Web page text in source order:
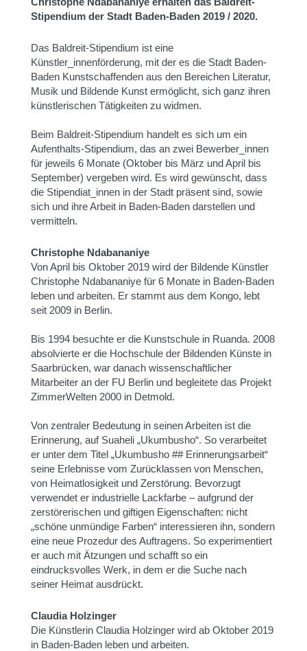
Stipendium der Stadt Baden-Baden 2019 / 2020.
Das Baldreit-Stipendium ist eine
Künstler_innenförderung, mit der es die Stadt Baden-
Baden Kunstschaffenden aus den Bereichen Literatur,
Musik und Bildende Kunst ermöglicht, sich ganz ihren
künstlerischen Tätigkeiten zu widmen.
Beim Baldreit-Stipendium handelt es sich um ein
Aufenthalts-Stipendium, das an zwei Bewerber_innen
für jeweils 6 Monate (Oktober bis März und April bis
September) vergeben wird. Es wird gewünscht, dass
die Stipendiat_innen in der Stadt präsent sind, sowie
sich und ihre Arbeit in Baden-Baden darstellen und
vermitteln.
Christophe Ndabananiye
Von April bis Oktober 2019 wird der Bildende Künstler
Christophe Ndabananiye für 6 Monate in Baden-Baden
leben und arbeiten. Er stammt aus dem Kongo, lebt
seit 2009 in Berlin.
Bis 1994 besuchte er die Kunstschule in Ruanda. 2008
absolvierte er die Hochschule der Bildenden Künste in
Saarbrücken, war danach wissenschaftlicher
Mitarbeiter an der FU Berlin und begleitete das Projekt
ZimmerWelten 2000 in Detmold.
Von zentraler Bedeutung in seinen Arbeiten ist die
Erinnerung, auf Suaheli „Ukumbusho“. So verarbeitet
er unter dem Titel „Ukumbusho ## Erinnerungsarbeit“
seine Erlebnisse vom Zurücklassen von Menschen,
von Heimatlosigkeit und Zerstörung. Bevorzugt
verwendet er industrielle Lackfarbe – aufgrund der
zerstörerischen und giftigen Eigenschaften: nicht
„schöne unmündige Farben“ interessieren ihn, sondern
eine neue Prozedur des Auftragens. So experimentiert
er auch mit Ätzungen und schafft so ein
eindrucksvolles Werk, in dem er die Suche nach
seiner Heimat ausdrückt.
Claudia Holzinger
Die Künstlerin Claudia Holzinger wird ab Oktober 2019
in Baden-Baden leben und arbeiten.